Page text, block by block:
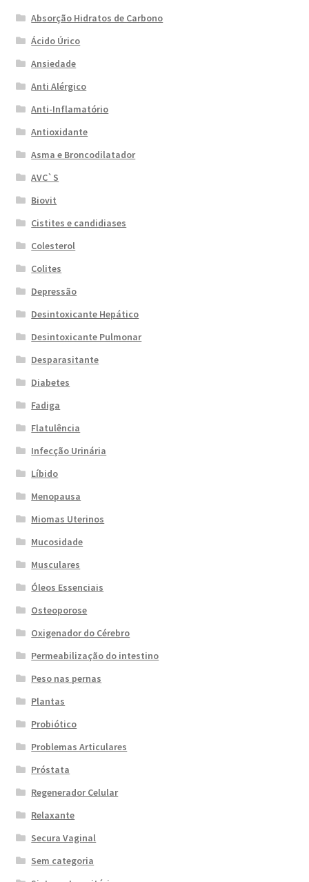
Absorção Hidratos de Carbono
Ácido Úrico
Ansiedade
Anti Alérgico
Anti-Inflamatório
Antioxidante
Asma e Broncodilatador
AVC`S
Biovit
Cistites e candidiases
Colesterol
Colites
Depressão
Desintoxicante Hepático
Desintoxicante Pulmonar
Desparasitante
Diabetes
Fadiga
Flatulência
Infecção Urinária
Líbido
Menopausa
Miomas Uterinos
Mucosidade
Musculares
Óleos Essenciais
Osteoporose
Oxigenador do Cérebro
Permeabilização do intestino
Peso nas pernas
Plantas
Probiótico
Problemas Articulares
Próstata
Regenerador Celular
Relaxante
Secura Vaginal
Sem categoria